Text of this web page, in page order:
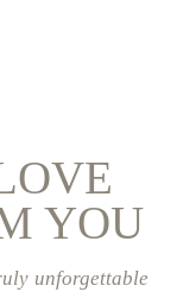
YOU
unforgettable